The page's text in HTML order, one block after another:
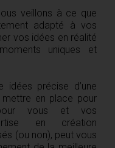
veillons à ce que
adapté à vos
vos idées en réalité
uniques et
précise d’une
en place pour
vous et vos
en création
(ou non), peut vous